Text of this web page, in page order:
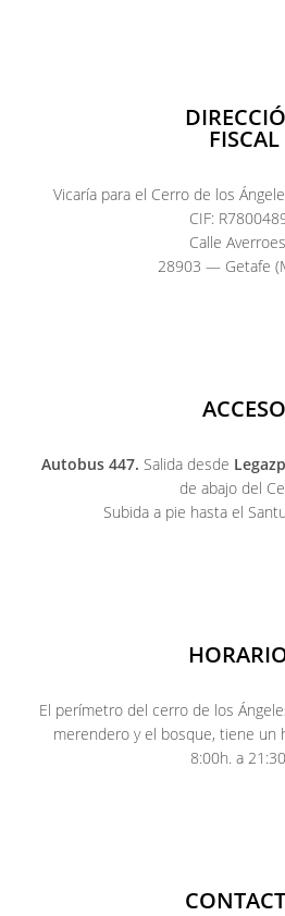
FISCAL
Vicaría para el Cerro de los
CIF:
Calle
28903 — Getafe
ACCESO
Autobus 447. Salida desde
de abajo del
Subida a pie hasta el
El perímetro del cerro de los
merendero y el bosque, tiene un
8:00h. a